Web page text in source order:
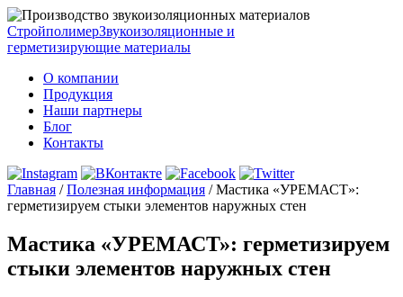
СтройполимерЗвукоизоляционные и
герметизирующие материалы
О компании
Продукция
Наши партнеры
Блог
Контакты
Главная /Полезная информация /Мастика «УРЕМАСТ»:
герметизируем стыки элементов наружных стен
Мастика «УРЕМАСТ»: герметизируем
стыки элементов наружных стен